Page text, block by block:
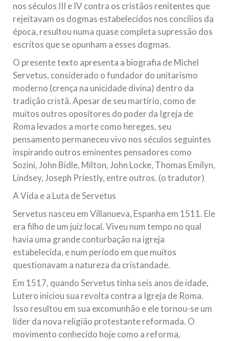
Na noite da quinta-feira, 03 de Abril, o Centro Islâmico no
Brasil recebeu em sua sede, em São Paulo, o ex-ministro das
Relações Exteriores da República Islâmica do Irã, Sr. Kamal
Kharrazi, que encontra-se visitando
nos séculos III e IV contra os cristãos renitentes que
rejeitavam os dogmas estabelecidos nos concílios da
época, resultou numa quase completa supressão dos
escritos que se opunham a esses dogmas.
O presente texto apresenta a biografia de Michel
Servetus, considerado o fundador do unitarismo
moderno (crença na unicidade divina) dentro da
tradição cristã. Apesar de seu martírio, como de
muitos outros opositores do poder da Igreja de
Roma levados a morte como hereges, seu
pensamento permaneceu vivo nos séculos seguintes
inspirando outros eminentes pensadores como
Sozini, John Bidle, Milton, John Locke, Thomas Emilyn,
Lindsey, Joseph Priestly, entre outros. (o tradutor)
A Vida e a Luta de Servetus
Servetus nasceu em Villanueva, Espanha em 1511. Ele
era filho de um juiz local. Viveu num tempo no qual
havia uma grande conturbação na igreja
estabelecida, e num período em que muitos
questionavam a natureza da cristandade.
Em 1517, quando Servetus tinha seis anos de idade,
Lutero iniciou sua revolta contra a Igreja de Roma.
Isso resultou em sua excomunhão e ele tornou-se um
líder da nova religião protestante reformada. O
movimento conhecido hoje como a reforma,